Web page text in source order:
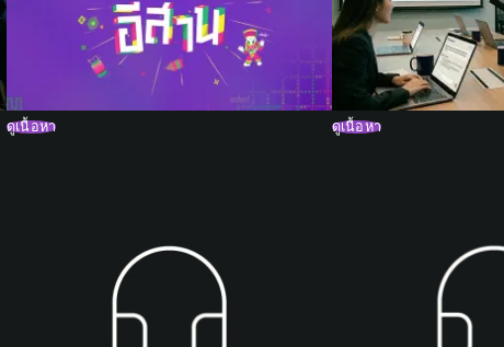
ดูเนื้อหา ดูเนื้อหา